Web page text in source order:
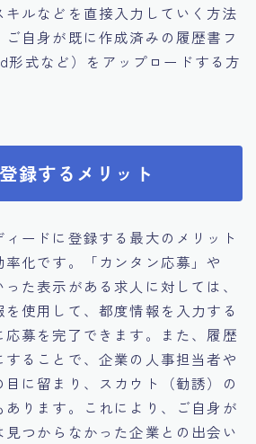
ルなどを直接入力していく方法
自身が既に作成済みの履歴書フ
形式など）をアップロードする方
録するメリット
ードに登録する最大のメリット
化です。「カンタン応募」や
った表示がある求人に対しては、
使用して、都度情報を入力する
募を完了できます。また、履歴
ることで、企業の人事担当者や
に留まり、スカウト（勧誘）の
ります。これにより、ご自身が
つからなかった企業との出会い